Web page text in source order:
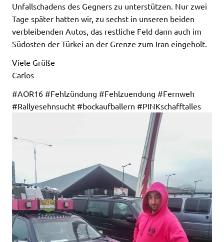
Unfallschadens des Gegners zu unterstützen. Nur zwei
Tage später hatten wir, zu sechst in unseren beiden
verbleibenden Autos, das restliche Feld dann auch im
Südosten der Türkei an der Grenze zum Iran eingeholt.
Viele Grüße
Carlos
#AOR16 #Fehlzündung #Fehlzuendung #Fernweh
#Rallyesehnsucht #bockaufballern #PINKschafftalles